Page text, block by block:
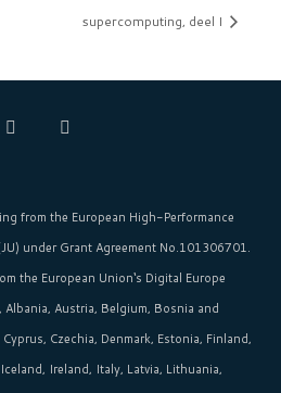
supercomputing, deel I
from the European High-Performance
under Grant Agreement No.101306701.
the European Union‘s Digital Europe
Albania, Austria, Belgium, Bosnia and
Czechia, Denmark, Estonia, Finland,
Ireland, Italy, Latvia, Lithuania,